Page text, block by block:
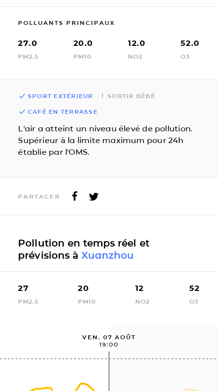
POLLUANTS PRINCIPAUX
27.0
PM2.5
20.0
PM10
12.0
NO2
52.0
O3
SPORT EXTÉRIEUR SORTIR BÉBÉ
CAFÉ EN TERRASSE
L'air a atteint un niveau élevé de pollution.
Supérieur à la limite maximum pour 24h
établie par l'OMS.
PARTAGER
Pollution en temps réel et
prévisions à Xuanzhou
27
PM2.5
20
PM10
12
NO2
52
O3
VEN. 07 AOÛT
19:00